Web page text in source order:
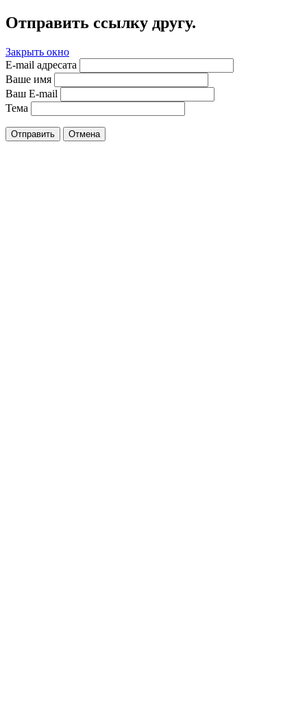
Отправить ссылку другу.
Закрыть окно
E-mail адресата
Ваше имя
Ваш E-mail
Тема
Отправить Отмена